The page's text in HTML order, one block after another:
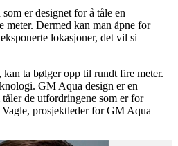
er designet for å tåle en
meter. Dermed kan man åpne for
lokasjoner, det vil si
ta bølger opp til rundt fire meter.
GM Aqua design er en
de utfordringene som er for
prosjektleder for GM Aqua